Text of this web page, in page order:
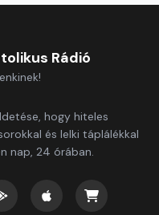
Rádió
hogy hiteles
és lelki táplálékkal
nap, 24 órában.